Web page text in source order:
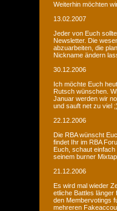
Weiterhin möchten
13.02.2007
Jeder von Euch
Newsletter. Die
abzuarbeiten, die
Nickname ändern
30.12.2006
Ich möchte Euch
Rutsch wünschen.
Januar werden wir
und sauft net zu viel
22.12.2006
Die RBA wünscht
findet Ihr im RBA
Euch, schaut einfach
seinem burner
21.12.2006
Es wird mal wieder
etliche Battles länger
den Membervotings
mehreren